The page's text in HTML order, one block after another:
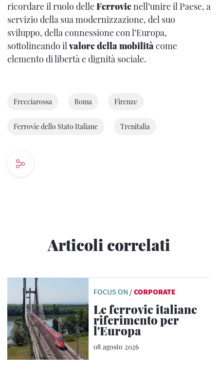
ricordare il ruolo delleFerrovienell’unire il Paese, a
servizio della sua modernizzazione, del suo
sviluppo, della connessione con l’Europa,
sottolineando ilvalore della mobilitàcome
elemento di libertà e dignità sociale.
Frecciarossa Roma Firenze
Ferrovie dello Stato Italiane Trenitalia
Articoli correlati
FOCUS ON /CORPORATE
Le ferrovie italiane
riferimento per
l'Europa
08 agosto 2026